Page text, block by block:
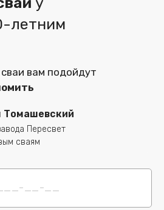
здания. Срок службы
летним
вам подойдут
Томашевский
Пересвет
сваям